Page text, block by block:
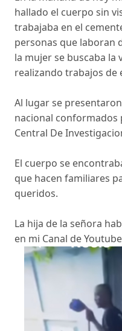
hallado el cuerpo sin
trabajaba en el
personas que laboran
la mujer se buscaba
realizando trabajos de
Al lugar se
nacional conformados
Central De
El cuerpo se
que hacen familiares
queridos.
La hija de la señora
en mi Canal de